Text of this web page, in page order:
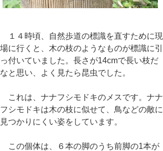
１４時頃、自然歩道の標識を直すために現
場に行くと、木の枝のようなものが標識に引
っ付いていました。長さが14cmで長い枝だ
なと思い、よく見たら昆虫でした。
これは、ナナフシモドキのメスです。ナナ
フシモドキは木の枝に似せて、鳥などの敵に
見つかりにくい姿をしています。
この個体は、６本の脚のうち前脚の1本が